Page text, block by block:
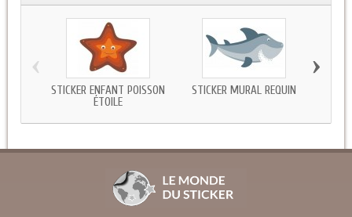
STICKER ENFANT POISSON
ÉTOILE
STICKER MURAL REQUIN
‹ ›